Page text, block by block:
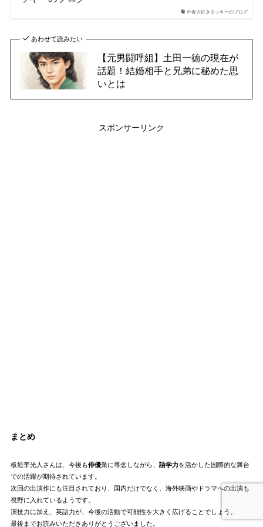
外食大好きタッキーのブログ
あわせて読みたい
【元男闘呼組】土田一徳の現在が
話題！結婚相手と兄弟に秘めた思
いとは
スポンサーリンク
まとめ
板垣李光人さんは、今後も俳優業に専念しながら、 語学力を活かした国際的な舞台
での活躍が期待されています。
次回の出演作にも注目されており、国内だけでなく、海外映画やドラマへの出演も
視野に入れているようです。
演技力に加え、英語力が、今後の活動で可能性を大きく広げることでしょう。
最後までお読みいただきありがとうございました。